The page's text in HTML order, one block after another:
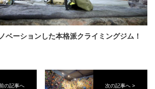
ベーションした本格派クライミングジム！
の記事へ 次の記事へ >